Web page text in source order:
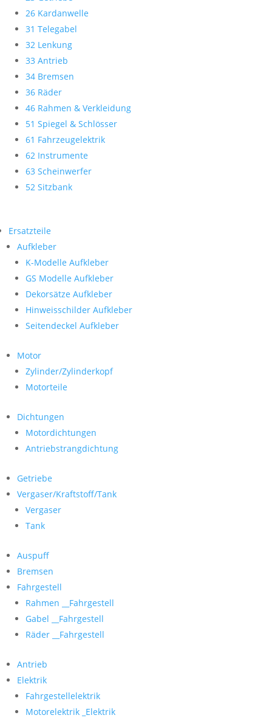
26 Kardanwelle
31 Telegabel
32 Lenkung
33 Antrieb
34 Bremsen
36 Räder
46 Rahmen & Verkleidung
51 Spiegel & Schlösser
61 Fahrzeugelektrik
62 Instrumente
63 Scheinwerfer
52 Sitzbank
Ersatzteile
Aufkleber
K-Modelle Aufkleber
GS Modelle Aufkleber
Dekorsätze Aufkleber
Hinweisschilder Aufkleber
Seitendeckel Aufkleber
Motor
Zylinder/Zylinderkopf
Motorteile
Dichtungen
Motordichtungen
Antriebstrangdichtung
Getriebe
Vergaser/Kraftstoff/Tank
Vergaser
Tank
Auspuff
Bremsen
Fahrgestell
Rahmen __Fahrgestell
Gabel __Fahrgestell
Räder __Fahrgestell
Antrieb
Elektrik
Fahrgestellelektrik
Motorelektrik _Elektrik